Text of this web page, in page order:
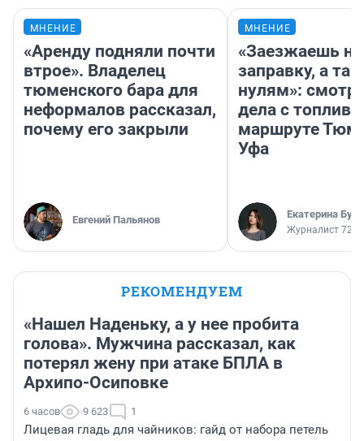
МНЕНИЕ
«Аренду подняли почти
втрое». Владелец
тюменского бара для
неформалов рассказал,
почему его закрыли
Евгений Пальянов
МНЕНИЕ
«Заезжаешь на
заправку, а
нулям»:
дела с
маршруте
Уфа
Екатерина
Журналист
РЕКОМЕНДУЕМ
«Нашел Наденьку, а у нее пробита
голова». Мужчина рассказал, как
потерял жену при атаке БПЛА в
Архипо-Осиповке
6 часов 9 623 1
Лицевая гладь для чайников: гайд от набора петель